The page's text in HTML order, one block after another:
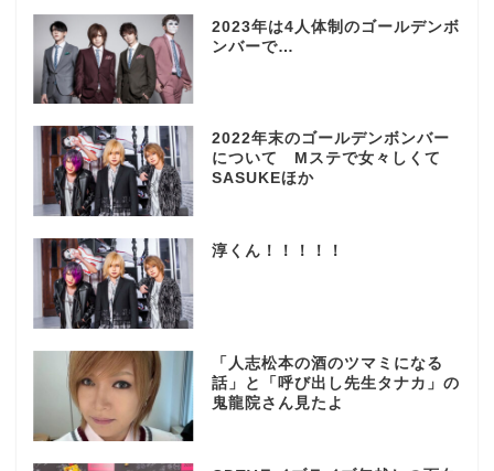
2023年は4人体制のゴールデンボ
ンバーで…
2022年末のゴールデンボンバー
について Mステで女々しくて
SASUKEほか
淳くん！！！！！
「人志松本の酒のツマミになる
話」と「呼び出し先生タナカ」の
鬼龍院さん見たよ